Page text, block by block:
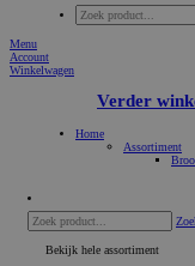
Menu
Account
Winkelwagen
Verder
Home
Assortiment
Bekijk hele assortiment